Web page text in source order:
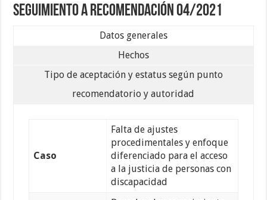
Seguimiento a Recomendación 04/2021
Datos generales
Hechos
Tipo de aceptación y estatus según punto
recomendatorio y autoridad
Caso
Falta de ajustes
procedimentales y enfoque
diferenciado para el acceso
a la justicia de personas con
discapacidad